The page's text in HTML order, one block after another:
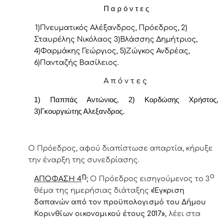
Π α ρ ό ν τ ε ς
1)Πνευματικός Αλέξανδρος, Πρόεδρoς, 2)
Σταυρέλης Νικόλαος 3)Βλάσσης Δημήτριος,
4)Φαρμάκης Γεώργιος, 5)Ζώγκος Ανδρέας,
6)Πανταζής Βασίλειος.
Α π ό ν τ ε ς
1) Παππάς Αντώνιος, 2) Κορδώσης Χρήστος,
3)Γκουργιώτης Αλεξανδρος.
Ο Πρόεδρος, αφού διαπίστωσε απαρτία, κήρυξε
την έναρξη της συνεδρίασης.
ΑΠΟΦΑΣΗ 4η: Ο Πρόεδρος εισηγούμενος το 3ο
θέμα της ημερήσιας διάταξης «Έγκριση
δαπανών από τον προϋπολογισμό του Δήμου
Κορινθίων οικονομικού έτους 2017», λέει στα